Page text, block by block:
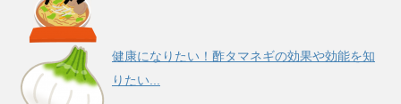
健康になりたい！酢タマネギの効果や効能を知
りたい...